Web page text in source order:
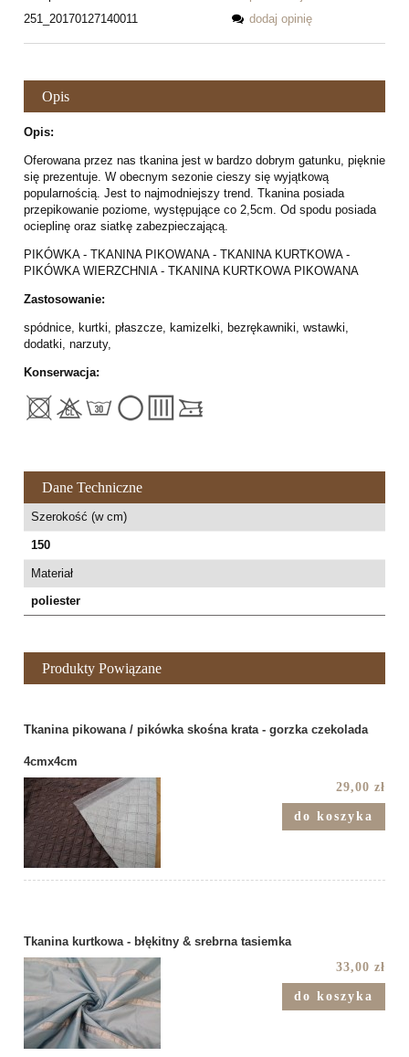
251_20170127140011
dodaj opinię
Opis
Opis:
Oferowana przez nas tkanina jest w bardzo dobrym gatunku, pięknie
się prezentuje. W obecnym sezonie cieszy się wyjątkową
popularnością. Jest to najmodniejszy trend. Tkanina posiada
przepikowanie poziome, występujące co 2,5cm. Od spodu posiada
ocieplinę oraz siatkę zabezpieczającą.
PIKÓWKA - TKANINA PIKOWANA - TKANINA KURTKOWA -
PIKÓWKA WIERZCHNIA - TKANINA KURTKOWA PIKOWANA
Zastosowanie:
spódnice, kurtki, płaszcze, kamizelki, bezrękawniki, wstawki,
dodatki, narzuty,
Konserwacja:
Dane Techniczne
Szerokość (w cm)
150
Materiał
poliester
Produkty Powiązane
Tkanina pikowana / pikówka skośna krata - gorzka czekolada
4cmx4cm
29,00 zł
do koszyka
Tkanina kurtkowa - błękitny & srebrna tasiemka
33,00 zł
do koszyka